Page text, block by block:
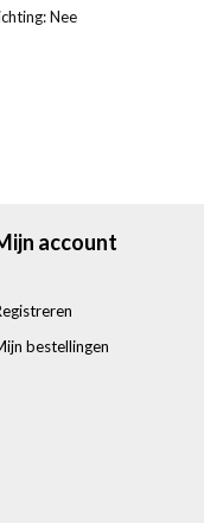
Nee
account
bestellingen